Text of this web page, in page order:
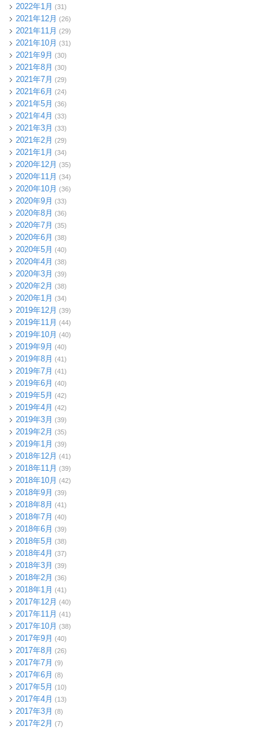
2022年1月 (31)
2021年12月 (26)
2021年11月 (29)
2021年10月 (31)
2021年9月 (30)
2021年8月 (30)
2021年7月 (29)
2021年6月 (24)
2021年5月 (36)
2021年4月 (33)
2021年3月 (33)
2021年2月 (29)
2021年1月 (34)
2020年12月 (35)
2020年11月 (34)
2020年10月 (36)
2020年9月 (33)
2020年8月 (36)
2020年7月 (35)
2020年6月 (38)
2020年5月 (40)
2020年4月 (38)
2020年3月 (39)
2020年2月 (38)
2020年1月 (34)
2019年12月 (39)
2019年11月 (44)
2019年10月 (40)
2019年9月 (40)
2019年8月 (41)
2019年7月 (41)
2019年6月 (40)
2019年5月 (42)
2019年4月 (42)
2019年3月 (39)
2019年2月 (35)
2019年1月 (39)
2018年12月 (41)
2018年11月 (39)
2018年10月 (42)
2018年9月 (39)
2018年8月 (41)
2018年7月 (40)
2018年6月 (39)
2018年5月 (38)
2018年4月 (37)
2018年3月 (39)
2018年2月 (36)
2018年1月 (41)
2017年12月 (40)
2017年11月 (41)
2017年10月 (38)
2017年9月 (40)
2017年8月 (26)
2017年7月 (9)
2017年6月 (8)
2017年5月 (10)
2017年4月 (13)
2017年3月 (8)
2017年2月 (7)